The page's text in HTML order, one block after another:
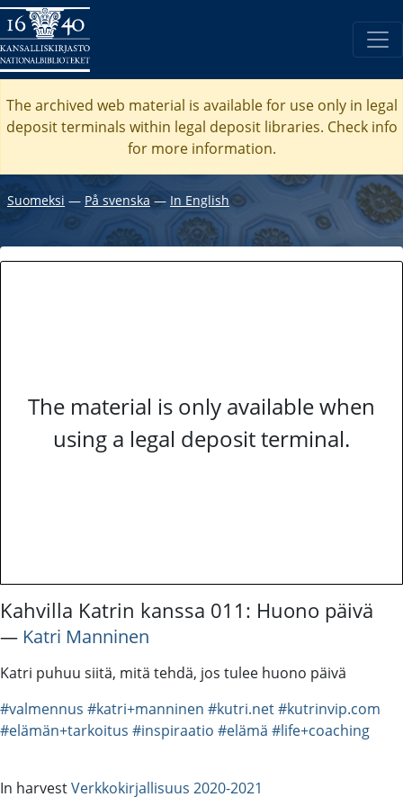
The archived web material is available for use only in legal
deposit terminals within legal deposit libraries. Check info
for more information.
Suomeksi ― På svenska ― In English
The material is only available when
using a legal deposit terminal.
Kahvilla Katrin kanssa 011: Huono päivä
― Katri Manninen
Katri puhuu siitä, mitä tehdä, jos tulee huono päivä
#valmennus #katri+manninen #kutri.net#kutrinvip.com
#elämän+tarkoitus #inspiraatio #elämä #life+coaching
In harvestVerkkokirjallisuus 2020-2021